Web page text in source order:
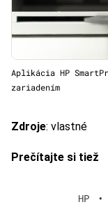
Aplikácia HP
zariadením
Zdroje: vlastné
Prečítajte si tiež
HP •